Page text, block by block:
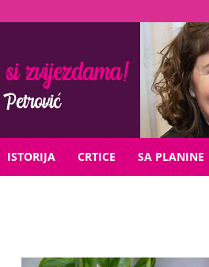
ISTORIJA CRTICE SA PLANINE